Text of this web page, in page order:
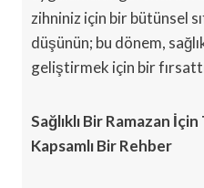
zihniniz için bir bütünsel
düşünün; bu dönem,
geliştirmek için bir
Sağlıklı Bir Ramazan
Kapsamlı Bir Rehber